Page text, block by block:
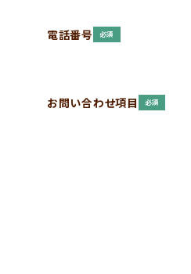
電話番号 必須
お問い合わせ項目 必須